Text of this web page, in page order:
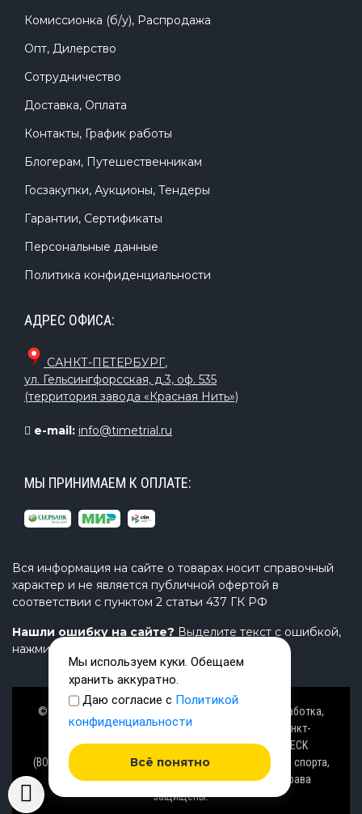
Комиссионка (б/у), Распродажа
Опт, Дилерство
Сотрудничество
Доставка, Оплата
Контакты, График работы
Блогерам, Путешественникам
Госзакупки, Аукционы, Тендеры
Гарантии, Сертификаты
Персональные данные
Политика конфиденциальности
АДРЕС ОФИСА:
САНКТ-ПЕТЕРБУРГ,
ул. Гельсингфорсская, д.3, оф. 535
(территория завода «Красная Нить»)
e-mail: info@timetrial.ru
МЫ ПРИНИМАЕМ К ОПЛАТЕ:
Вся информация на сайте о товарах носит справочный
характер и не является публичной офертой в
соответствии с пунктом 2 статьи 437 ГК РФ
Нашли ошибку на сайте? Выделите текст с ошибкой,
нажмите Ctrl+Enter и напишите нам.
© Завод TimeTrial (ТаймТриал) - производство, разработка,
проектирование надувных изделий, товаров в Санкт-
Петербурге с 2000 г. из ПВХ (PVC), ТПУ (TPU), AIRDECK
(ВОЗДУШНАЯ ПАЛУБА), OXFORD (ОКСФОРД) ткани для спорта,
активного отдыха на воде и аттракционов. Все права
защищены.
Мы используем куки. Обещаем
хранить аккуратно.
Даю согласие с Политикой
конфиденциальности
Всё понятно